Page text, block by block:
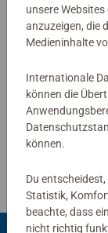
Malflächen für
Jedes Malset
brauchen und
eine große
Richtlinien für
unsere
anzuzeigen, die
Medieninhalte
Internationale
können die
können.
Du
Statistik,
beachte, dass
nicht richtig